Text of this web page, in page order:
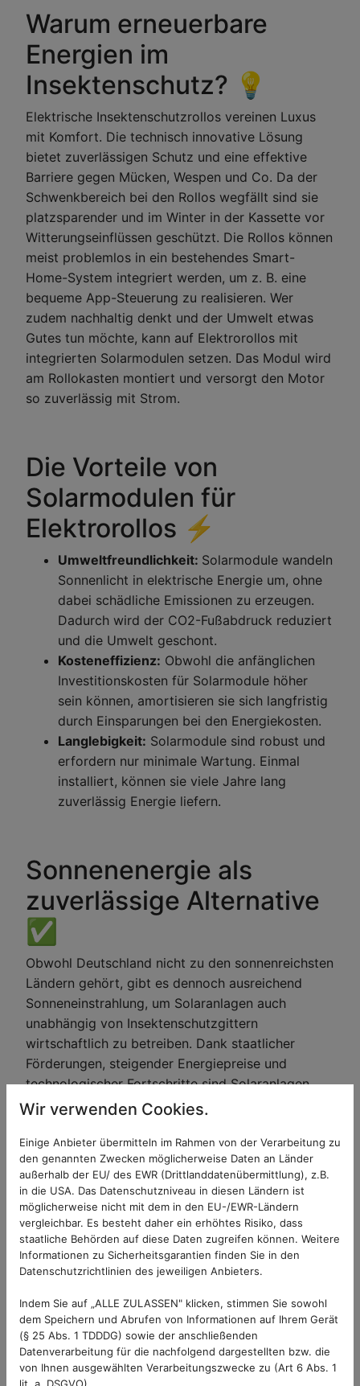
Warum erneuerbare
Energien im
Insektenschutz? 💡
Elektrische Insektenschutzrollos vereinen Luxus
mit Komfort. Die technisch innovative Lösung
bietet zuverlässigen Schutz und eine effektive
Barriere gegen Mücken, Wespen und Co. Da der
Schwenkbereich bei den Rollos wegfällt sind sie
platzsparender und im Winter in der Kassette vor
Witterungseinflüssen geschützt. Die Rollos können
meist problemlos in ein bestehendes Smart-
Home-System integriert werden, um z. B. eine
bequeme App-Steuerung zu realisieren. Wer
zudem nachhaltig denkt und der Umwelt etwas
Gutes tun möchte, kann auf Elektrorollos mit
integrierten Solarmodulen setzen. Das Modul wird
am Rollokasten montiert und versorgt den Motor
so zuverlässig mit Strom.
Die Vorteile von
Solarmodulen für
Elektrorollos ⚡
Umweltfreundlichkeit: Solarmodule wandeln
Sonnenlicht in elektrische Energie um, ohne
dabei schädliche Emissionen zu erzeugen.
Dadurch wird der CO2-Fußabdruck reduziert
und die Umwelt geschont.
Kosteneffizienz: Obwohl die anfänglichen
Investitionskosten für Solarmodule höher
sein können, amortisieren sie sich langfristig
durch Einsparungen bei den Energiekosten.
Langlebigkeit: Solarmodule sind robust und
erfordern nur minimale Wartung. Einmal
installiert, können sie viele Jahre lang
zuverlässig Energie liefern.
Sonnenenergie als
zuverlässige Alternative
✅
Obwohl Deutschland nicht zu den sonnenreichsten
Ländern gehört, gibt es dennoch ausreichend
Sonneneinstrahlung, um Solaranlagen auch
unabhängig von Insektenschutzgittern
wirtschaftlich zu betreiben. Dank staatlicher
Förderungen, steigender Energiepreise und
technologischer Fortschritte sind Solaranlagen
eine rentable Investition, die langfristig zu
die Nutzung von Sonnenenergie aktiv zum
Klimaschutz bei und stärkt darüber hinaus die
Energiesicherheit durch eine dezentrale und
nachhaltige Energieversorgung.
Insekten- und
Klimaschutz vereinen 🔄
Die Integration von Solarmodulen in Elektrorollos
für den Insektenschutz ist ein vielversprechender
Schritt in Richtung Nachhaltigkeit und
Wir verwenden Cookies.
Einige Anbieter übermitteln im Rahmen von der Verarbeitung zu
den genannten Zwecken möglicherweise Daten an Länder
außerhalb der EU/ des EWR (Drittlanddatenübermittlung), z.B.
in die USA. Das Datenschutzniveau in diesen Ländern ist
möglicherweise nicht mit dem in den EU-/EWR-Ländern
vergleichbar. Es besteht daher ein erhöhtes Risiko, dass
staatliche Behörden auf diese Daten zugreifen können. Weitere
Informationen zu Sicherheitsgarantien finden Sie in den
Datenschutzrichtlinien des jeweiligen Anbieters.
Indem Sie auf „ALLE ZULASSEN" klicken, stimmen Sie sowohl
dem Speichern und Abrufen von Informationen auf Ihrem Gerät
(§ 25 Abs. 1 TDDDG) sowie der anschließenden
Datenverarbeitung für die nachfolgend dargestellten bzw. die
von Ihnen ausgewählten Verarbeitungszwecke zu (Art 6 Abs. 1
lit. a. DSGVO).